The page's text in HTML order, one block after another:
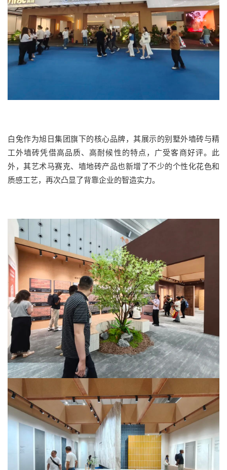
白兔作为旭日集团旗下的核心品牌，其展示的别墅外墙砖与精
工外墙砖凭借高品质、高耐候性的特点，广受客商好评。此
外，其艺术马赛克、墙地砖产品也新增了不少的个性化花色和
质感工艺，再次凸显了背靠企业的智造实力。